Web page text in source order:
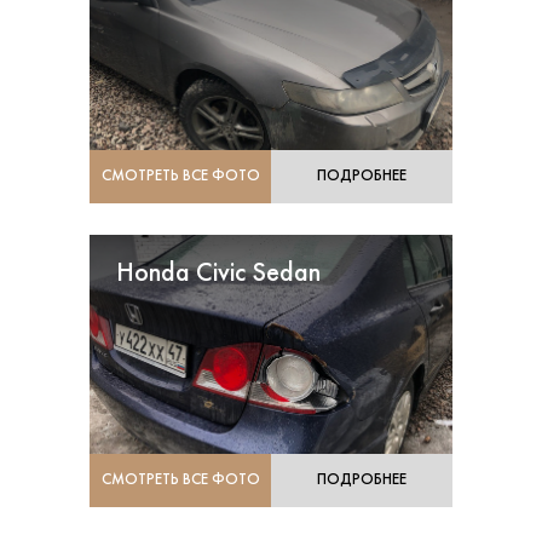
СМОТРЕТЬ ВСЕ ФОТО ПОДРОБНЕЕ
Honda Civic Sedan
СМОТРЕТЬ ВСЕ ФОТО ПОДРОБНЕЕ